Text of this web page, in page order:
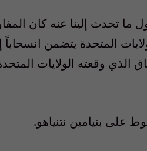
ما تحدث إلينا عنه كان
المتحدة يتضمن انسحاباً
الذي وقعته الولايات
على بنيامين نتنياهو.